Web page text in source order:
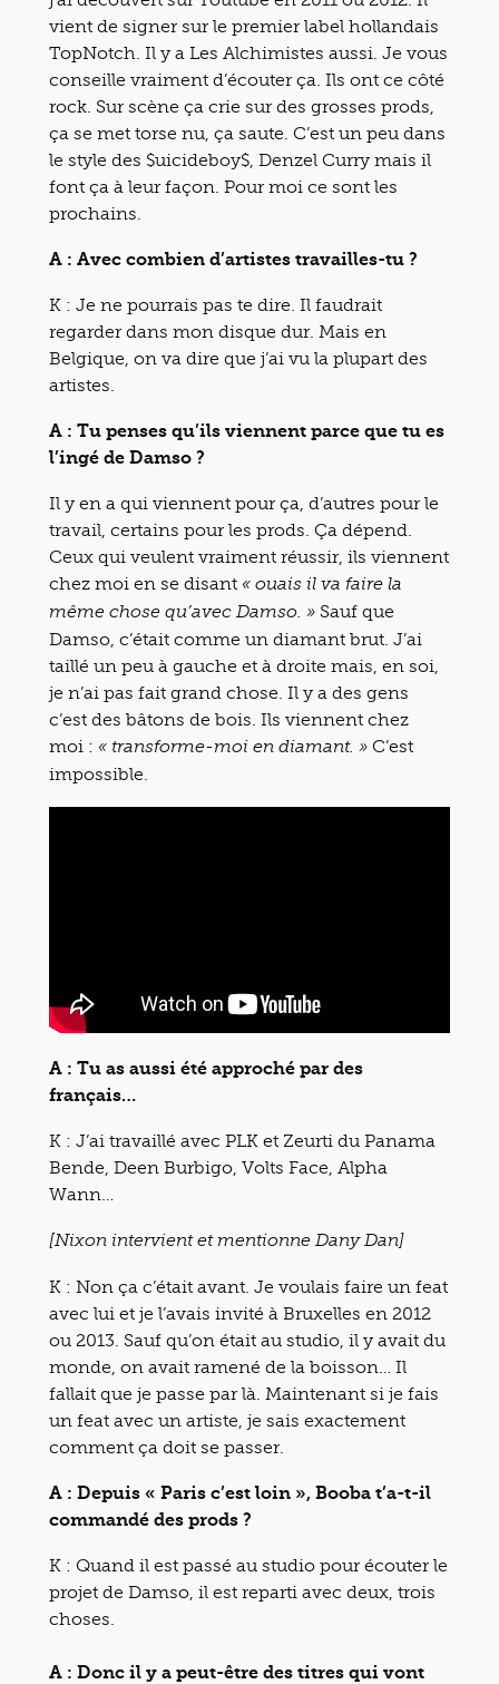
vient de signer sur le premier label hollandais
TopNotch. Il y a Les Alchimistes aussi. Je vous
conseille vraiment d’écouter ça. Ils ont ce côté
rock. Sur scène ça crie sur des grosses prods,
ça se met torse nu, ça saute. C’est un peu dans
le style des $uicideboy$, Denzel Curry mais il
font ça à leur façon. Pour moi ce sont les
prochains.
A : Avec combien d’artistes travailles-tu ?
K : Je ne pourrais pas te dire. Il faudrait
regarder dans mon disque dur. Mais en
Belgique, on va dire que j’ai vu la plupart des
artistes.
A : Tu penses qu’ils viennent parce que tu es
l’ingé de Damso ?
Il y en a qui viennent pour ça, d’autres pour le
travail, certains pour les prods. Ça dépend.
Ceux qui veulent vraiment réussir, ils viennent
chez moi en se disant « ouais il va faire la
même chose qu’avec Damso. » Sauf que
Damso, c’était comme un diamant brut. J’ai
taillé un peu à gauche et à droite mais, en soi,
je n’ai pas fait grand chose. Il y a des gens
c’est des bâtons de bois. Ils viennent chez
moi : « transforme-moi en diamant. » C’est
impossible.
A : Tu as aussi été approché par des
français…
K : J’ai travaillé avec PLK et Zeurti du Panama
Bende, Deen Burbigo, Volts Face, Alpha
Wann…
[Nixon intervient et mentionne Dany Dan]
K : Non ça c’était avant. Je voulais faire un feat
avec lui et je l’avais invité à Bruxelles en 2012
ou 2013. Sauf qu’on était au studio, il y avait du
monde, on avait ramené de la boisson… Il
fallait que je passe par là. Maintenant si je fais
un feat avec un artiste, je sais exactement
comment ça doit se passer.
A : Depuis « Paris c’est loin », Booba t’a-t-il
commandé des prods ?
K : Quand il est passé au studio pour écouter le
projet de Damso, il est reparti avec deux, trois
choses.
A : Donc il y a peut-être des titres qui vont